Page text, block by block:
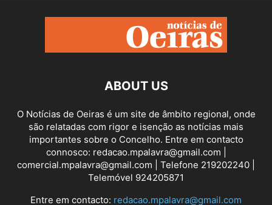
ABOUT US
O Notícias de Oeiras é um site de âmbito regional, onde
são relatadas com rigor e isenção as notícias mais
importantes sobre o Concelho. Entre em contacto
connosco: redacao.mpalavra@gmail.com |
comercial.mpalavra@gmail.com | Telefone 219202240 |
Telemóvel 924205871
Entre em contacto: redacao.mpalavra@gmail.com